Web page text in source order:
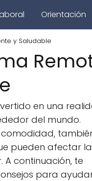
Orientación
y Saludable
en una
del mundo.
pueden afectar la
continuación, te
para